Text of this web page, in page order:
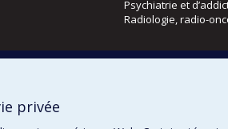
Psychiatrie et
Radiologie, radio-
privée